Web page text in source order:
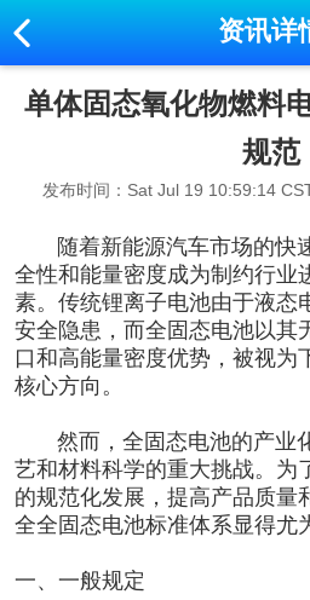
资讯详
单体固态氧化物燃料
规范
发布时间：Sat Jul 19 10:59:14
随着新能源汽车市场的快
全性和能量密度成为制约行业
素。传统锂离子电池由于液态
安全隐患，而全固态电池以其
口和高能量密度优势，被视为
核心方向。
然而，全固态电池的产业
艺和材料科学的重大挑战。为
的规范化发展，提高产品质量
全全固态电池标准体系显得尤
一、一般规定